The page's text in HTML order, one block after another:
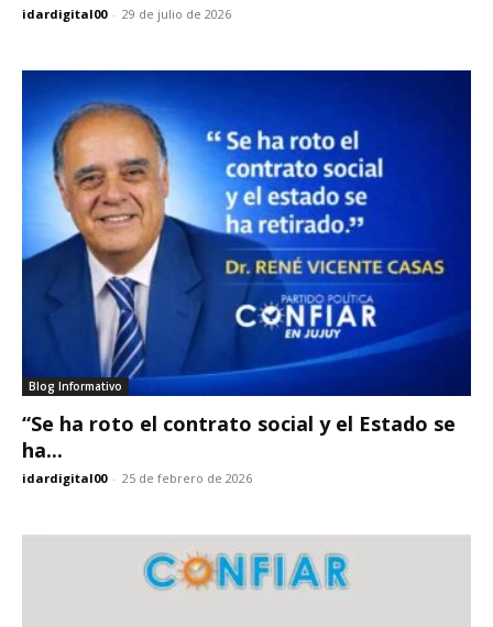
idardigital00 - 29 de julio de 2026
Blog Informativo
“Se ha roto el contrato social y el Estado se
ha...
idardigital00 - 25 de febrero de 2026